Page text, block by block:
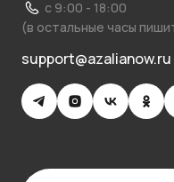
с 9:00 - 18:00
(в остальные часы
support@azalianow.ru